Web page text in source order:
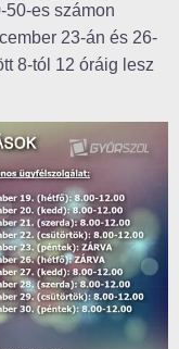
50-es számon
23-án és 26-
8-tól 12 óráig lesz